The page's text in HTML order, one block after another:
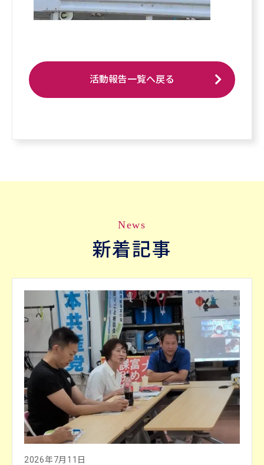
活動報告一覧へ戻る
News
新着記事
2026年7月11日